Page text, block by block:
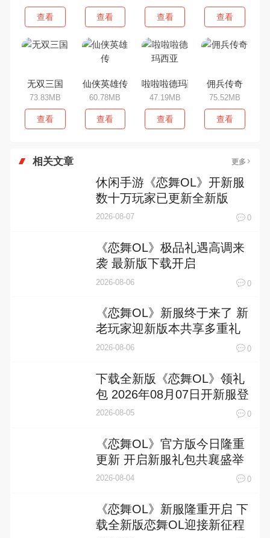
查看 查看 查看 查看
无双三国
73.83MB
查看
仙侠英雄传
60.78MB
查看
啦啦啦德玛西亚
47.19MB
查看
佣兵传奇
75.52MB
查看
相关文章 更多
休闲手游《恋舞OL》开新服
数十万玩家已更新全新版
2026-08-07 0
《恋舞OL》极品礼遇高调来
袭 最新版下载开启
2026-08-06 0
《恋舞OL》新服终于来了 新
老玩家迎新版本共享多重礼
遇
2026-08-06 0
下载全新版《恋舞OL》领礼
包 2026年08月07日开新服登
录享福利
2026-08-05 0
《恋舞OL》官方版今日隆重
更新 开启新服礼包共襄盛举
2026-08-04 0
《恋舞OL》新服隆重开启 下
载全新版恋舞OL迎接新征程